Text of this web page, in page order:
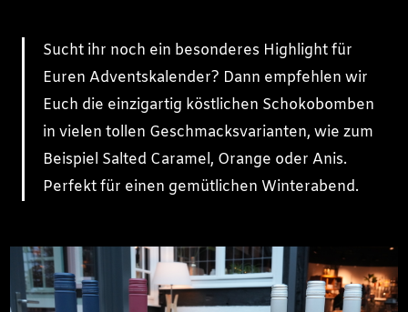
Sucht ihr noch ein besonderes Highlight für
Euren Adventskalender? Dann empfehlen wir
Euch die einzigartig köstlichen Schokobomben
in vielen tollen Geschmacksvarianten, wie zum
Beispiel Salted Caramel, Orange oder Anis.
Perfekt für einen gemütlichen Winterabend.